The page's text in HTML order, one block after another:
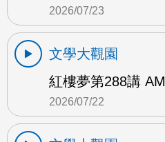
2026/07/23
文學大觀園
紅樓夢第288講 AM
2026/07/22